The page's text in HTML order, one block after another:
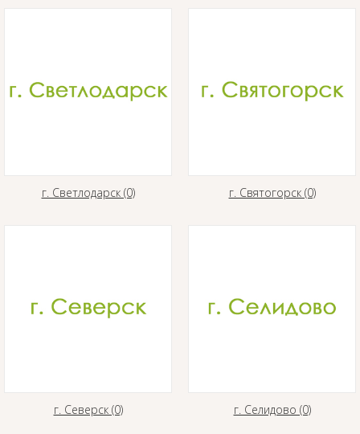
г. Светлодарск (0) г. Святогорск (0)
г. Северск (0) г. Селидово (0)